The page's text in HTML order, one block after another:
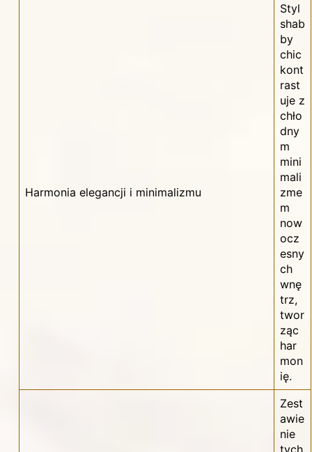
Harmonia elegancji i minimalizmu
Styl
shab
by
chic
kont
rast
uje z
chło
dny
m
mini
mali
zme
m
now
ocz
esny
ch
wnę
trz,
twor
ząc
har
mon
ię.
Zest
awie
nie
tych